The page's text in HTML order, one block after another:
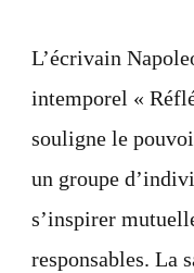
L’écrivain
intemporel «
souligne le
un groupe
s’inspirer
responsables. La